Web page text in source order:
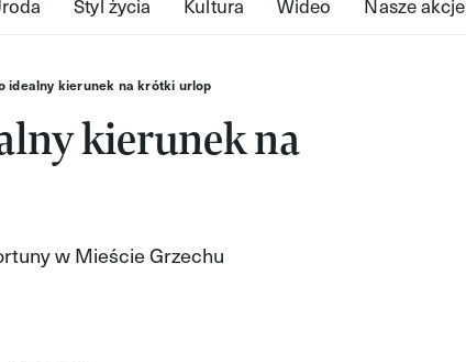
idealny kierunek na krótki urlop
kierunek na
w Mieście Grzechu